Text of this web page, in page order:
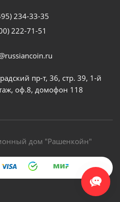
234-33-35
222-71-51
пр-т, 36, стр. 39, 1-й
оф.8, домофон 118
дом "Рашенкойн"